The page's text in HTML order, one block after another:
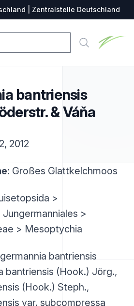
| Zentralstelle Deutschland
Suche
bantriensis
& Váňa
2012
Großes Glattkelchmoos
>
>
> Mesoptychia
bantriensis
bantriensis (Hook.) Jörg.,
(Hook.) Steph.,
var. subcompressa